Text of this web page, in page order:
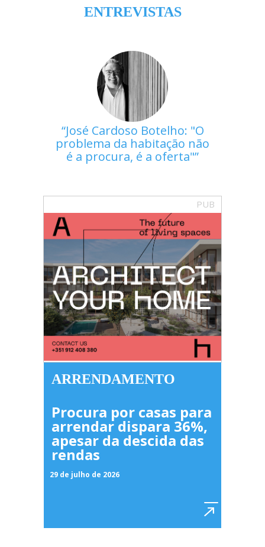
ENTREVISTAS
José Cardoso Botelho: "O
problema da habitação não
é a procura, é a oferta"
PUB
ARRENDAMENTO
Procura por casas para
arrendar dispara 36%,
apesar da descida das
rendas
29 de julho de 2026